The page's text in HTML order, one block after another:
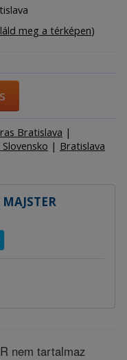
meg a térképen)
Bratislava |
| Bratislava
nem tartalmaz